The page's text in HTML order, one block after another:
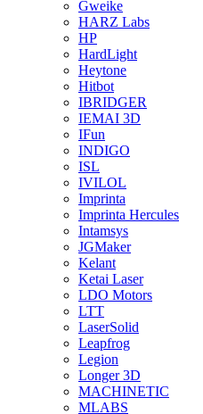
Gweike
HARZ Labs
HP
HardLight
Heytone
Hitbot
IBRIDGER
IEMAI 3D
IFun
INDIGO
ISL
IVILOL
Imprinta
Imprinta Hercules
Intamsys
JGMaker
Kelant
Ketai Laser
LDO Motors
LTT
LaserSolid
Leapfrog
Legion
Longer 3D
MACHINETIC
MLABS